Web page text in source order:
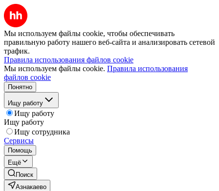
Мы используем файлы cookie, чтобы обеспечивать
правильную работу нашего веб-сайта и анализировать сетевой
трафик.
Правила использования файлов cookie
Мы используем файлы cookie. Правила использования
файлов cookie
Понятно
Ищу работу
Ищу работу
Ищу работу
Ищу сотрудника
Сервисы
Помощь
Ещё
Поиск
Азнакаево